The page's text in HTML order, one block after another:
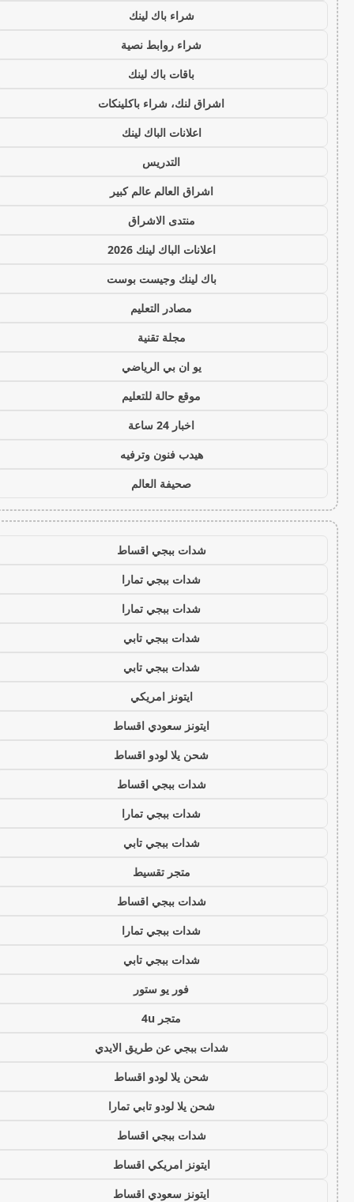
شراء باك لينك
شراء روابط نصية
باقات باك لينك
اشراق لنك، شراء باكلينكات
اعلانات الباك لينك
التدريس
اشراق العالم عالم كبير
منتدى الاشراق
اعلانات الباك لينك 2026
باك لينك وجيست بوست
مصادر التعليم
مجلة تقنية
يو ان بي الرياضي
موقع حالة للتعليم
اخبار 24 ساعة
هيدب فنون وترفيه
صحيفة العالم
شدات ببجي اقساط
شدات ببجي تمارا
شدات ببجي تمارا
شدات ببجي تابي
شدات ببجي تابي
ايتونز امريكي
ايتونز سعودي اقساط
شحن يلا لودو اقساط
شدات ببجي اقساط
شدات ببجي تمارا
شدات ببجي تابي
متجر تقسيط
شدات ببجي اقساط
شدات ببجي تمارا
شدات ببجي تابي
فور يو ستور
متجر 4u
شدات ببجي عن طريق الايدي
شحن يلا لودو اقساط
شحن يلا لودو تابي تمارا
شدات ببجي اقساط
ايتونز امريكي اقساط
ايتونز سعودي اقساط